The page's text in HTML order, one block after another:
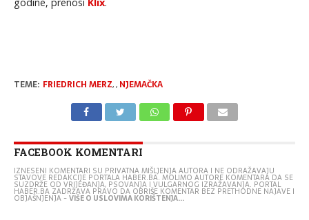
TEME: FRIEDRICH MERZ,, NJEMAČKA
FACEBOOK KOMENTARI
IZNESENI KOMENTARI SU PRIVATNA MIŠLJENJA AUTORA I NE ODRAŽAVAJU
STAVOVE REDAKCIJE PORTALA HABER.BA. MOLIMO AUTORE KOMENTARA DA SE
SUZDRŽE OD VRIJEĐANJA, PSOVANJA I VULGARNOG IZRAŽAVANJA. PORTAL
HABER.BA ZADRŽAVA PRAVO DA OBRIŠE KOMENTAR BEZ PRETHODNE NAJAVE I
OBJAŠNJENJA -VIŠE O USLOVIMA KORIŠTENJA...